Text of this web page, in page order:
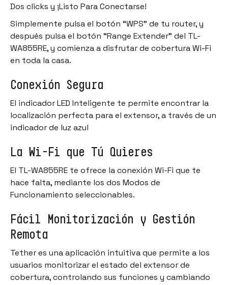
Dos clicks y ¡Listo Para Conectarse!
Simplemente pulsa el botón “WPS” de tu router, y
después pulsa el botón “Range Extender” del TL-
WA855RE, y comienza a disfrutar de cobertura Wi-Fi
en toda la casa.
Conexión Segura
El indicador LED Inteligente te permite encontrar la
localización perfecta para el extensor, a través de un
indicador de luz azul
La Wi-Fi que Tú Quieres
El TL-WA855RE te ofrece la conexión Wi-Fi que te
hace falta, mediante los dos Modos de
Funcionamiento seleccionables.
Fácil Monitorización y Gestión
Remota
Tether es una aplicación intuitiva que permite a los
usuarios monitorizar el estado del extensor de
cobertura, controlando sus funciones y cambiando